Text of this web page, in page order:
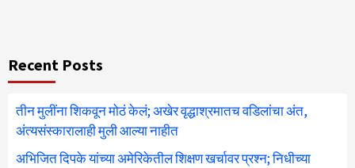
Recent Posts
तीन मुलींना शिकवून मोठं केलं; अखेर वृद्धाश्रमातच वडिलांचा अंत,
अंत्यसंस्कारालाही मुली आल्या नाहीत
अभिजित दिपके यांच्या अमेरिकेतील शिक्षण खर्चावर प्रश्न; निधीच्या